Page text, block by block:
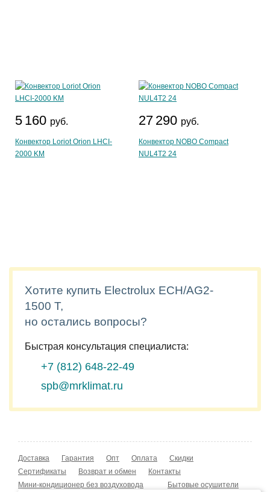
5 160 руб.
Конвектор Loriot Orion LHCI-
2000 KM
27 290 руб.
Конвектор NOBO Compact
NUL4T2 24
Хотите купить Electrolux ECH/AG2-
1500 T,
но остались вопросы?
Быстрая консультация специалиста:
+7 (812) 648-22-49
spb@mrklimat.ru
Доставка Гарантия Опт Оплата
Скидки
Сертификаты
Возврат и обмен
Контакты
Мини-кондиционер без воздуховода
Бытовые осушители